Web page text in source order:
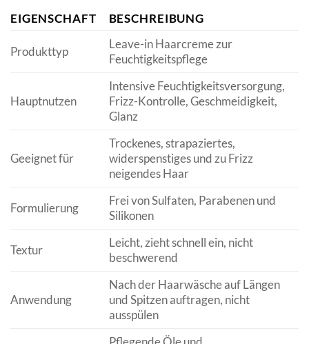
EIGENSCHAFT BESCHREIBUNG
Produkttyp
Leave-in Haarcreme zur
Feuchtigkeitspflege
Hauptnutzen
Intensive Feuchtigkeitsversorgung,
Frizz-Kontrolle, Geschmeidigkeit,
Glanz
Geeignet für
Trockenes, strapaziertes,
widerspenstiges und zu Frizz
neigendes Haar
Formulierung
Frei von Sulfaten, Parabenen und
Silikonen
Textur
Leicht, zieht schnell ein, nicht
beschwerend
Anwendung
Nach der Haarwäsche auf Längen
und Spitzen auftragen, nicht
ausspülen